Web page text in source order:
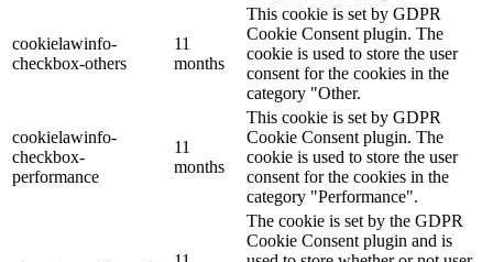
cookielawinfo-
checkbox-others
11
months
This cookie is set by GDPR
Cookie Consent plugin. The
cookie is used to store the user
consent for the cookies in the
category "Other.
cookielawinfo-
checkbox-
performance
11
months
This cookie is set by GDPR
Cookie Consent plugin. The
cookie is used to store the user
consent for the cookies in the
category "Performance".
The cookie is set by the GDPR
Cookie Consent plugin and is